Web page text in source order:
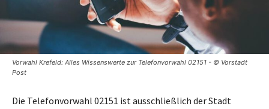
Vorwahl Krefeld: Alles Wissenswerte zur Telefonvorwahl 02151 - © Vorstadt
Post
Die Telefonvorwahl 02151 ist ausschließlich der Stadt